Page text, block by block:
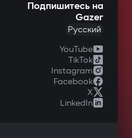
Подпишитесь на
Gazer
Русский
YouTube
TikTok
Instagram
Facebook
X
LinkedIn